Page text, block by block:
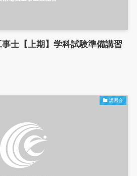
士【上期】学科試験準備講習
講習会